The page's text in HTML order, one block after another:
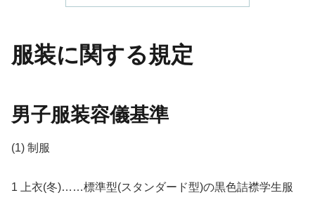
服装に関する規定
男子服装容儀基準
(1) 制服
1 上衣(冬)……標準型(スタンダード型)の黒色詰襟学生服